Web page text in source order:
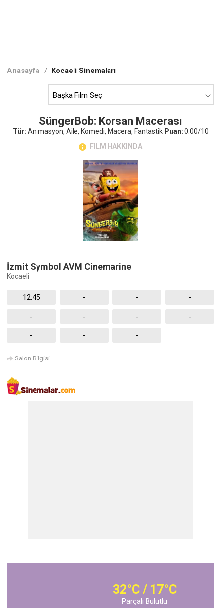
Anasayfa / Kocaeli Sinemaları
SüngerBob: Korsan Macerası
Tür: Animasyon, Aile, Komedi, Macera, Fantastik Puan: 0.00/10
FILM HAKKINDA
İzmit Symbol AVM Cinemarine
Kocaeli
12:45 - - -
- - - -
- - -
Salon Bilgisi
32°C / 17°C
Parçalı Bulutlu